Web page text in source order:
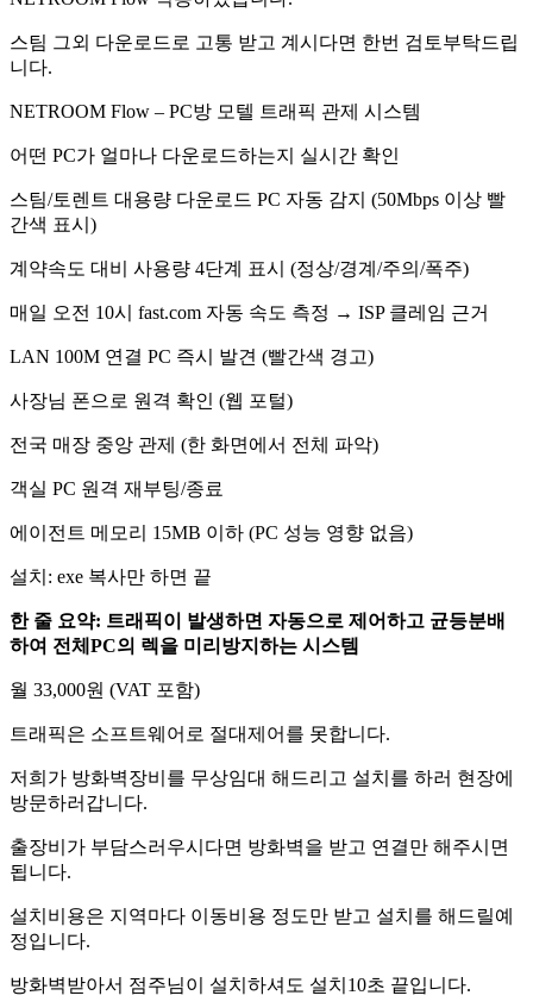
스팀 그외 다운로드로 고통 받고 계시다면 한번 검토부탁드립
니다.
NETROOM Flow – PC방 모텔 트래픽 관제 시스템
어떤 PC가 얼마나 다운로드하는지 실시간 확인
스팀/토렌트 대용량 다운로드 PC 자동 감지 (50Mbps 이상 빨
간색 표시)
계약속도 대비 사용량 4단계 표시 (정상/경계/주의/폭주)
매일 오전 10시 fast.com 자동 속도 측정 → ISP 클레임 근거
LAN 100M 연결 PC 즉시 발견 (빨간색 경고)
사장님 폰으로 원격 확인 (웹 포털)
전국 매장 중앙 관제 (한 화면에서 전체 파악)
객실 PC 원격 재부팅/종료
에이전트 메모리 15MB 이하 (PC 성능 영향 없음)
설치: exe 복사만 하면 끝
한 줄 요약: 트래픽이 발생하면 자동으로 제어하고 균등분배
하여 전체PC의 렉을 미리방지하는 시스템
월 33,000원 (VAT 포함)
트래픽은 소프트웨어로 절대제어를 못합니다.
저희가 방화벽장비를 무상임대 해드리고 설치를 하러 현장에
방문하러갑니다.
출장비가 부담스러우시다면 방화벽을 받고 연결만 해주시면
됩니다.
설치비용은 지역마다 이동비용 정도만 받고 설치를 해드릴예
정입니다.
방화벽받아서 점주님이 설치하셔도 설치10초 끝입니다.